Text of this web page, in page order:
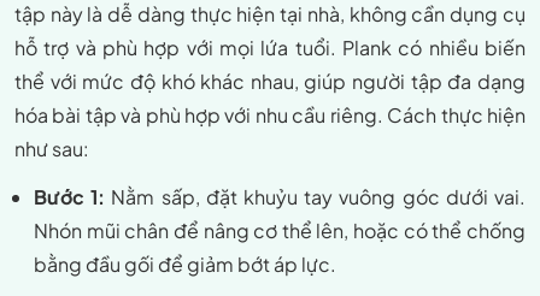
tập này là dễ dàng thực hiện tại nhà, không cần dụng cụ
hỗ trợ và phù hợp với mọi lứa tuổi. Plank có nhiều biến
thể với mức độ khó khác nhau, giúp người tập đa dạng
hóa bài tập và phù hợp với nhu cầu riêng. Cách thực hiện
như sau:
Bước 1: Nằm sấp, đặt khuỷu tay vuông góc dưới vai.
Nhón mũi chân để nâng cơ thể lên, hoặc có thể chống
bằng đầu gối để giảm bớt áp lực.